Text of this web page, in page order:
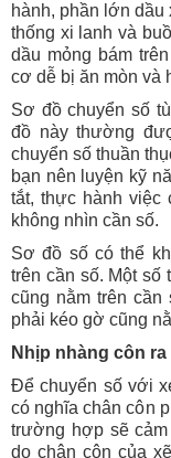
hành, phần lớn
thống xi lanh và
dầu mỏng bám
cơ dễ bị ăn mòn và
Sơ đồ chuyển số
đồ này thường
chuyển số thuần
bạn nên luyện kỹ
tắt, thực hành việc
không nhìn cần số.
Sơ đồ số có thể
trên cần số. Một
cũng nằm trên
phải kéo gờ cũng
Nhịp nhàng côn ra
Để chuyển số với
có nghĩa chân côn
trường hợp sẽ
do chân côn của